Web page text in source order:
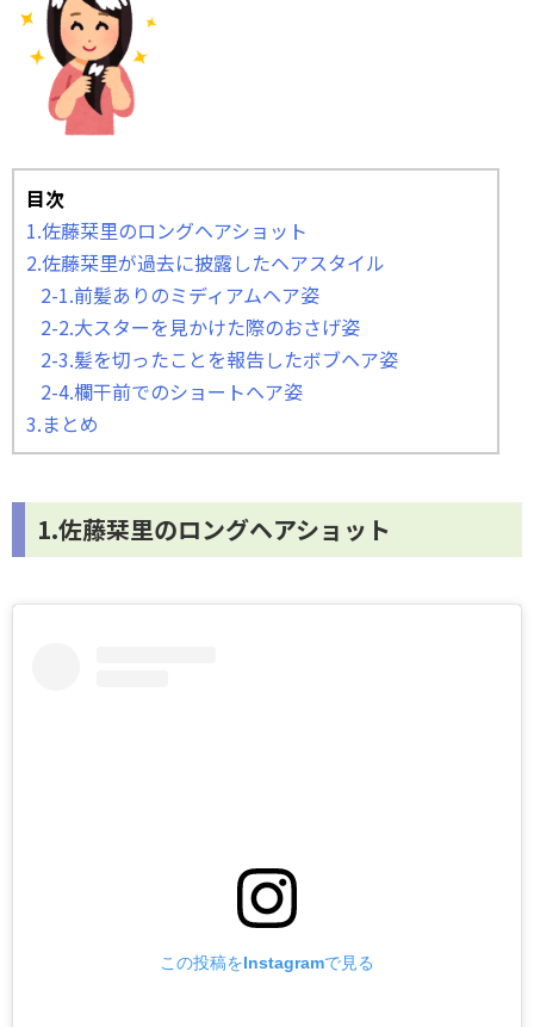
目次
1.佐藤栞里のロングヘアショット
2.佐藤栞里が過去に披露したヘアスタイル
2-1.前髪ありのミディアムヘア姿
2-2.大スターを見かけた際のおさげ姿
2-3.髪を切ったことを報告したボブヘア姿
2-4.欄干前でのショートヘア姿
3.まとめ
1.佐藤栞里のロングヘアショット
この投稿をInstagramで見る